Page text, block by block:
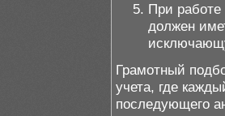
При
должен
Грамотный
учета, где
последующего